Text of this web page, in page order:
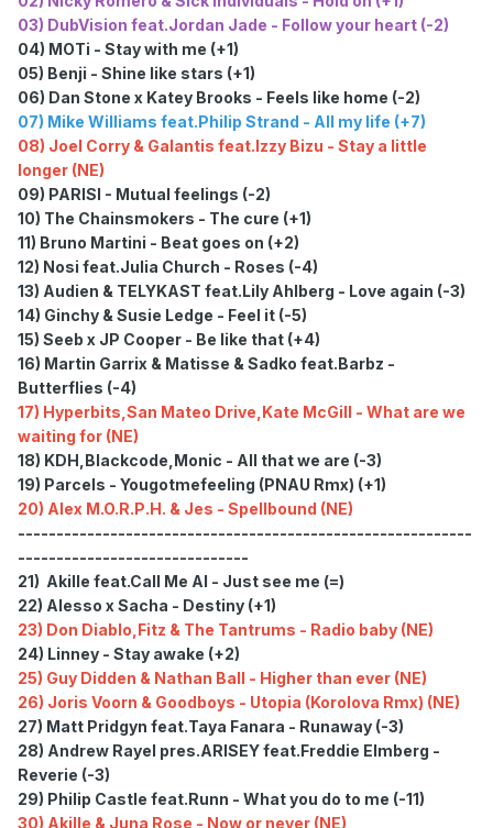
03) DubVision feat.Jordan Jade - Follow your heart (-2)
04) MOTi - Stay with me (+1)
05) Benji - Shine like stars (+1)
06) Dan Stone x Katey Brooks - Feels like home (-2)
07) Mike Williams feat.Philip Strand - All my life (+7)
08) Joel Corry & Galantis feat.Izzy Bizu - Stay a little
longer (NE)
09) PARISI - Mutual feelings (-2)
10) The Chainsmokers - The cure (+1)
11) Bruno Martini - Beat goes on (+2)
12) Nosi feat.Julia Church - Roses (-4)
13) Audien & TELYKAST feat.Lily Ahlberg - Love again (-3)
14) Ginchy & Susie Ledge - Feel it (-5)
15) Seeb x JP Cooper - Be like that (+4)
16) Martin Garrix & Matisse & Sadko feat.Barbz -
Butterflies (-4)
17) Hyperbits,San Mateo Drive,Kate McGill - What are we
waiting for (NE)
18) KDH,Blackcode,Monic - All that we are (-3)
19) Parcels - Yougotmefeeling (PNAU Rmx) (+1)
20) Alex M.O.R.P.H. & Jes - Spellbound (NE)
-----------------------------------------------------------
------------------------------
21) Akille feat.Call Me Al - Just see me (=)
22) Alesso x Sacha - Destiny (+1)
23) Don Diablo,Fitz & The Tantrums - Radio baby (NE)
24) Linney - Stay awake (+2)
25) Guy Didden & Nathan Ball - Higher than ever (NE)
26) Joris Voorn & Goodboys - Utopia (Korolova Rmx) (NE)
27) Matt Pridgyn feat.Taya Fanara - Runaway (-3)
28) Andrew Rayel pres.ARISEY feat.Freddie Elmberg -
Reverie (-3)
29) Philip Castle feat.Runn - What you do to me (-11)
30) Akille & Juna Rose - Now or never (NE)